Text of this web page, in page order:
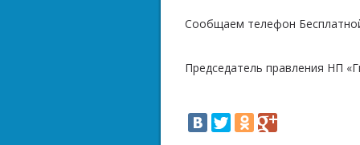
Сообщаем телефон
Председатель правления НП